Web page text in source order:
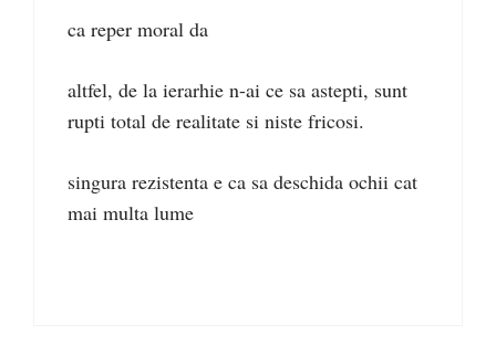
ca reper moral da
altfel, de la ierarhie n-ai ce sa astepti, sunt
rupti total de realitate si niste fricosi.
singura rezistenta e ca sa deschida ochii cat
mai multa lume